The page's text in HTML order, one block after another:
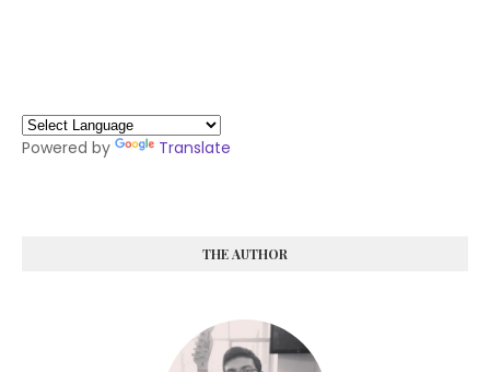
Powered by Translate
THE AUTHOR